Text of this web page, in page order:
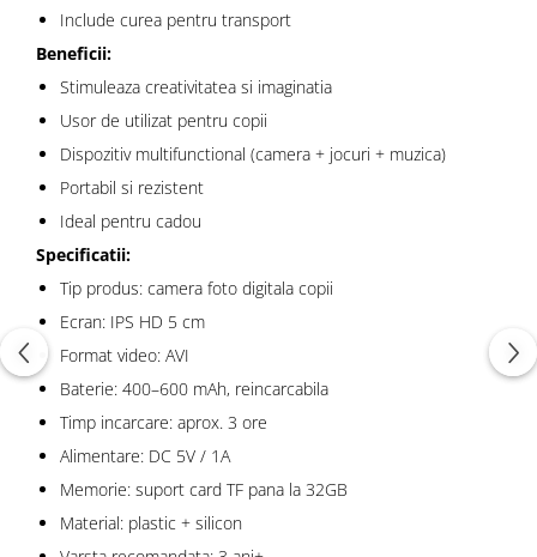
Include curea pentru transport
Beneficii:
Stimuleaza creativitatea si imaginatia
Usor de utilizat pentru copii
Dispozitiv multifunctional (camera + jocuri + muzica)
Portabil si rezistent
Ideal pentru cadou
Specificatii:
Tip produs: camera foto digitala copii
Ecran: IPS HD 5 cm
Format video: AVI
Baterie: 400–600 mAh, reincarcabila
Timp incarcare: aprox. 3 ore
Alimentare: DC 5V / 1A
Memorie: suport card TF pana la 32GB
Material: plastic + silicon